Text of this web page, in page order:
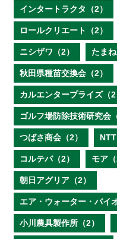
インタートラクタ（2）
ロールクリエート（2）
ニシザワ（2） たまね
秋田県種苗交換会（2）
カルエンタープライズ（2
ゴルフ場防除技術研究会
つばさ商会（2） NTT
コルテバ（2） モア（
朝日アグリア（2）
エア・ウォーター・バイ
小川農具製作所（2）